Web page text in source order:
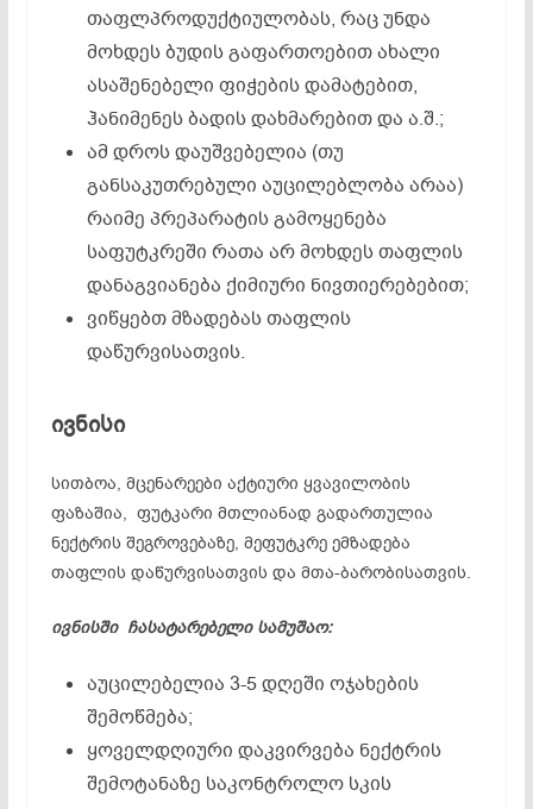
თაფლპროდუქტიულობას, რაც უნდა
მოხდეს ბუდის გაფართოებით ახალი
ასაშენებელი ფიჭების დამატებით,
ჰანიმენეს ბადის დახმარებით და ა.შ.;
ამ დროს დაუშვებელია (თუ
განსაკუთრებული აუცილებლობა არაა)
რაიმე პრეპარატის გამოყენება
საფუტკრეში რათა არ მოხდეს თაფლის
დანაგვიანება ქიმიური ნივთიერებებით;
ვიწყებთ მზადებას თაფლის
დაწურვისათვის.
ივნისი
სითბოა, მცენარეები აქტიური ყვავილობის
ფაზაშია, ფუტკარი მთლიანად გადართულია
ნექტრის შეგროვებაზე, მეფუტკრე ემზადება
თაფლის დაწურვისათვის და მთა-ბარობისათვის.
ივნისში ჩასატარებელი სამუშაო:
აუცილებელია 3-5 დღეში ოჯახების
შემოწმება;
ყოველდღიური დაკვირვება ნექტრის
შემოტანაზე საკონტროლო სკის